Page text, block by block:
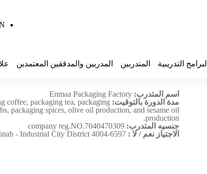
البرامج التدريبية المتدربين المدربين والمدققين المعتمدين
اسم المتدرب: Enmaa Packaging Factory
مدة الدورة بالتوقيت: coffee, packaging tea, packaging
packaging spices, olive oil production, and sesame oil
production.
جنسيه المتدرب: company reg.NO.7040470309
الاجتياز نعم / لا : - Industrial City District 4004-6597